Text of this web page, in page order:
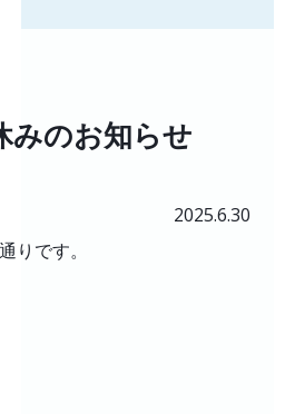
みのお知らせ
2025.6.30
りです。